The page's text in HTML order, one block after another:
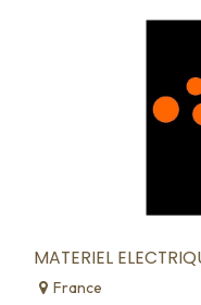
MATERIEL
France